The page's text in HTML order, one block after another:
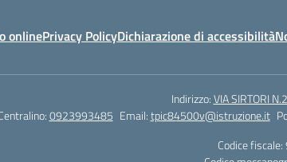
onlinePrivacy PolicyDichiarazione di accessibilità
Indirizzo:VIA SIRTORI
0923993485 Email:tpic84500v@istruzione.it
Codice